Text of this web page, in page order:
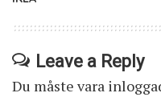
Leave a Reply
Du måste vara